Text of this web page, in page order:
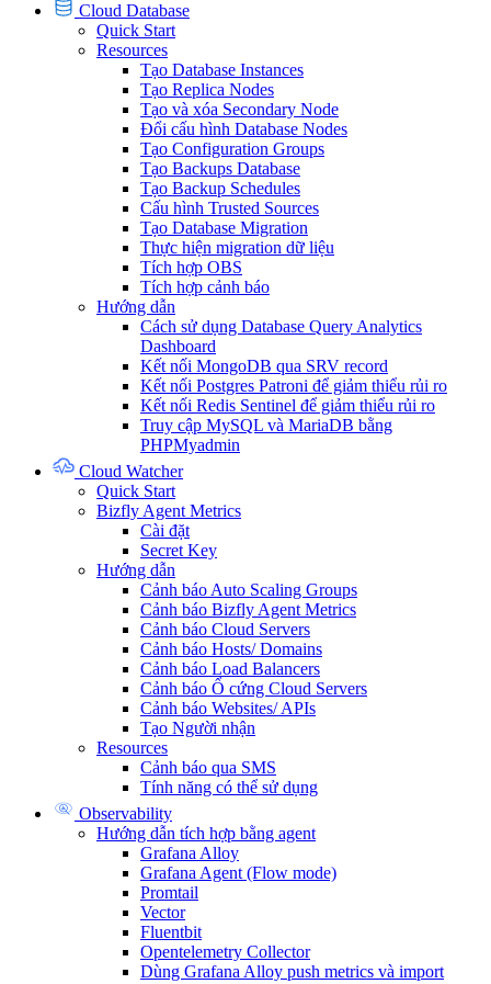
Cloud Database
Quick Start
Resources
Tạo Database Instances
Tạo Replica Nodes
Tạo và xóa Secondary Node
Đổi cấu hình Database Nodes
Tạo Configuration Groups
Tạo Backups Database
Tạo Backup Schedules
Cấu hình Trusted Sources
Tạo Database Migration
Thực hiện migration dữ liệu
Tích hợp OBS
Tích hợp cảnh báo
Hướng dẫn
Cách sử dụng Database Query Analytics
Dashboard
Kết nối MongoDB qua SRV record
Kết nối Postgres Patroni để giảm thiểu rủi ro
Kết nối Redis Sentinel để giảm thiểu rủi ro
Truy cập MySQL và MariaDB bằng
PHPMyadmin
Cloud Watcher
Quick Start
Bizfly Agent Metrics
Cài đặt
Secret Key
Hướng dẫn
Cảnh báo Auto Scaling Groups
Cảnh báo Bizfly Agent Metrics
Cảnh báo Cloud Servers
Cảnh báo Hosts/ Domains
Cảnh báo Load Balancers
Cảnh báo Ổ cứng Cloud Servers
Cảnh báo Websites/ APIs
Tạo Người nhận
Resources
Cảnh báo qua SMS
Tính năng có thể sử dụng
Observability
Hướng dẫn tích hợp bằng agent
Grafana Alloy
Grafana Agent (Flow mode)
Promtail
Vector
Fluentbit
Opentelemetry Collector
Dùng Grafana Alloy push metrics và import